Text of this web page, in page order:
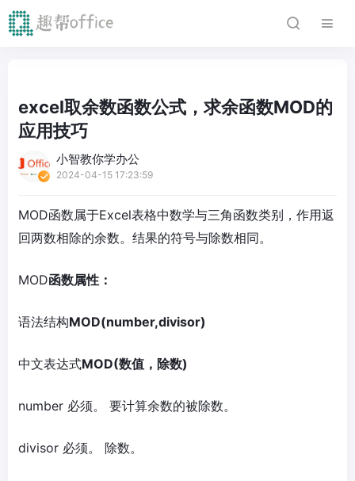
excel取余数函数公式，求余函数MOD的
应用技巧
小智教你学办公
2024-04-15 17:23:59
MOD函数属于Excel表格中数学与三角函数类别，作用返
回两数相除的余数。结果的符号与除数相同。
MOD函数属性：
语法结构MOD(number,divisor)
中文表达式MOD(数值，除数)
number 必须。 要计算余数的被除数。
divisor 必须。 除数。